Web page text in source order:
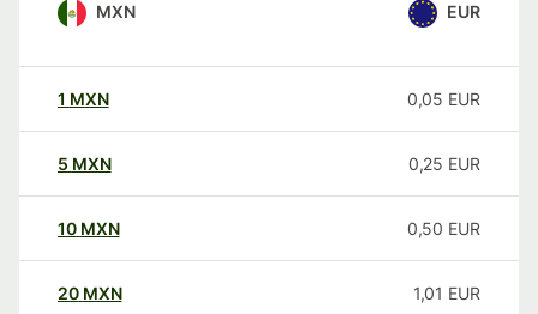
MXN EUR
1 MXN 0,05 EUR
5 MXN 0,25 EUR
10 MXN 0,50 EUR
20 MXN 1,01 EUR